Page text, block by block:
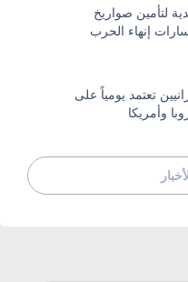
لتأمين صواريخ
إنهاء الحرب
تعتمد يومياً على
وأمريكا